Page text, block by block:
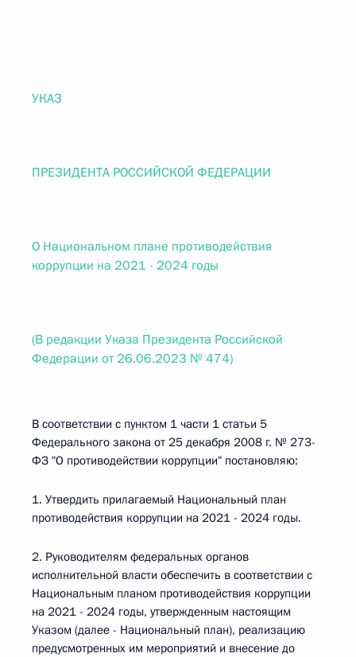
УКАЗ
ПРЕЗИДЕНТА РОССИЙСКОЙ ФЕДЕРАЦИИ
О Национальном плане противодействия
коррупции на 2021 - 2024 годы
(В редакции Указа Президента Российской
Федерации от 26.06.2023 № 474)
В соответствии с пунктом 1 части 1 статьи 5
Федерального закона от 25 декабря 2008 г. № 273-
ФЗ "О противодействии коррупции" постановляю:
1. Утвердить прилагаемый Национальный план
противодействия коррупции на 2021 - 2024 годы.
2. Руководителям федеральных органов
исполнительной власти обеспечить в соответствии с
Национальным планом противодействия коррупции
на 2021 - 2024 годы, утвержденным настоящим
Указом (далее - Национальный план), реализацию
предусмотренных им мероприятий и внесение до